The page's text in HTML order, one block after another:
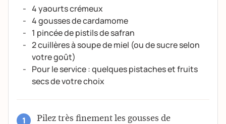
4 yaourts crémeux
4 gousses de cardamome
1 pincée de pistils de safran
2 cuillères à soupe de miel (ou de sucre selon
votre goût)
Pour le service : quelques pistaches et fruits
secs de votre choix
Pilez très finement les gousses de